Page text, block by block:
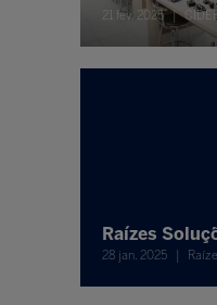
21 fev. 2025
28 jan. 2025